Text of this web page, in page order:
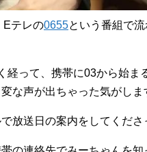
テレの0655という番組で
経って、携帯に03から始ま
な声が出ちゃった気がしま
放送日の案内をしてくださ